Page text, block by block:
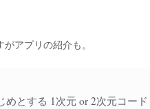
アプリの紹介も。
めとする 1次元 or 2次元コード